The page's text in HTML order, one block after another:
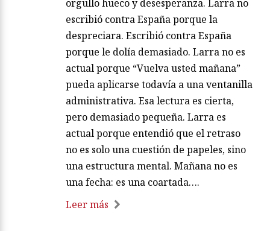
orgullo hueco y desesperanza. Larra no
escribió contra España porque la
despreciara. Escribió contra España
porque le dolía demasiado. Larra no es
actual porque “Vuelva usted mañana”
pueda aplicarse todavía a una ventanilla
administrativa. Esa lectura es cierta,
pero demasiado pequeña. Larra es
actual porque entendió que el retraso
no es solo una cuestión de papeles, sino
una estructura mental. Mañana no es
una fecha: es una coartada….
Leer más